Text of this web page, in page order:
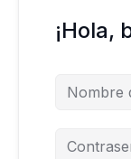
¡Hola,